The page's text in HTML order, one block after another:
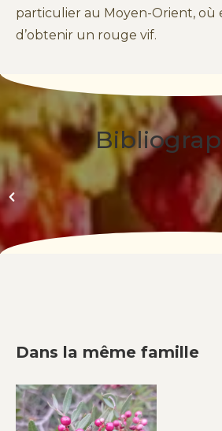
particulier au Moyen-Orient, où
d’obtenir un rouge vif.
Dans la même famille